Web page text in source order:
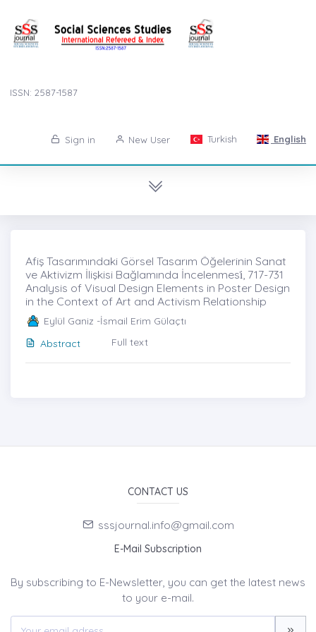
ISSN: 2587-1587
Sign in New User Turkish English
Afiş Tasarımındaki Görsel Tasarım Öğelerinin Sanat
ve Aktivizm İlişkisi Bağlamında İncelenmesi̇, 717-731
Analysis of Visual Design Elements in Poster Design
in the Context of Art and Activism Relationship
Eylül Ganiz -İsmail Erim Gülaçtı
Abstract
Full text
CONTACT US
sssjournal.info@gmail.com
E-Mail Subscription
By subscribing to E-Newsletter, you can get the latest news
to your e-mail.